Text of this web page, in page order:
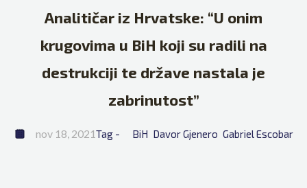
Analitičar iz Hrvatske: “U onim
krugovima u BiH koji su radili na
destrukciji te države nastala je
zabrinutost”
nov 18, 2021Tag - BiH Davor Gjenero Gabriel Escobar